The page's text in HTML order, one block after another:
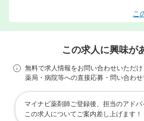
こ
この求人に興味が
無料で求人情報をお問い合わせいただけ
薬局・病院等への直接応募・問い合わ
マイナビ薬剤師ご登録後、担当のアドバ
この求人についてご案内差し上げます！